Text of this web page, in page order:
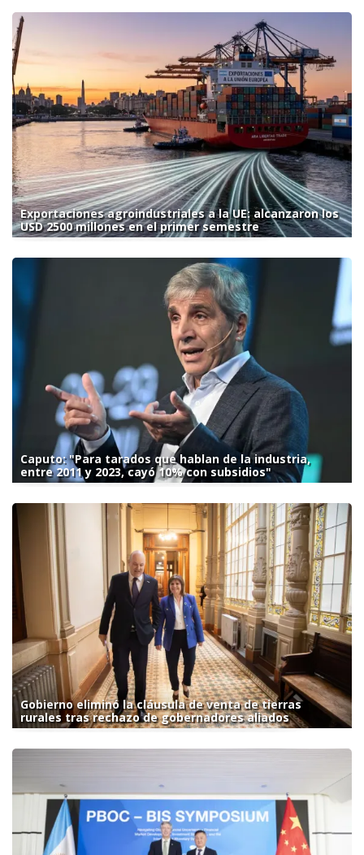
Exportaciones agroindustriales a la UE: alcanzaron los
USD 2500 millones en el primer semestre
Caputo: "Para tarados que hablan de la industria,
entre 2011 y 2023, cayó 10% con subsidios"
Gobierno eliminó la cláusula de venta de tierras
rurales tras rechazo de gobernadores aliados